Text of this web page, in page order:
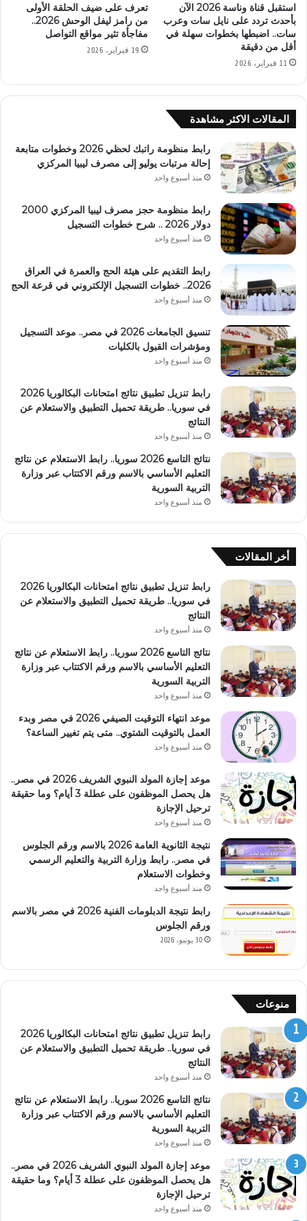
استقبل قناة وناسة 2026 الآن
بأحدث تردد على نايل سات وعرب
سات.. اضبطها بخطوات سهلة في
أقل من دقيقة
11 فبراير، 2026
تعرف على ضيف الحلقة الأولى
من رامز ليفل الوحش 2026..
مفاجأة تثير مواقع التواصل
19 فبراير، 2026
المقالات الاكثر مشاهدة
رابط منظومة راتبك لحظي 2026 وخطوات متابعة
إحالة مرتبات يوليو إلى مصرف ليبيا المركزي
منذ أسبوع واحد
رابط منظومة حجز مصرف ليبيا المركزي 2000
دولار 2026 .. شرح خطوات التسجيل
منذ أسبوع واحد
رابط التقديم على هيئة الحج والعمرة في العراق
2026.. خطوات التسجيل الإلكتروني في قرعة الحج
منذ أسبوع واحد
تنسيق الجامعات 2026 في مصر.. موعد التسجيل
ومؤشرات القبول بالكليات
منذ أسبوع واحد
رابط تنزيل تطبيق نتائج امتحانات البكالوريا 2026
في سوريا.. طريقة تحميل التطبيق والاستعلام عن
النتائج
منذ أسبوع واحد
نتائج التاسع 2026 سوريا.. رابط الاستعلام عن نتائج
التعليم الأساسي بالاسم ورقم الاكتتاب عبر وزارة
التربية السورية
منذ أسبوع واحد
أخر المقالات
رابط تنزيل تطبيق نتائج امتحانات البكالوريا 2026
في سوريا.. طريقة تحميل التطبيق والاستعلام عن
النتائج
منذ أسبوع واحد
نتائج التاسع 2026 سوريا.. رابط الاستعلام عن نتائج
التعليم الأساسي بالاسم ورقم الاكتتاب عبر وزارة
التربية السورية
منذ أسبوع واحد
موعد انتهاء التوقيت الصيفي 2026 في مصر وبدء
العمل بالتوقيت الشتوي.. متى يتم تغيير الساعة؟
منذ أسبوع واحد
موعد إجازة المولد النبوي الشريف 2026 في مصر..
هل يحصل الموظفون على عطلة 3 أيام؟ وما حقيقة
ترحيل الإجازة
منذ أسبوع واحد
نتيجة الثانوية العامة 2026 بالاسم ورقم الجلوس
في مصر.. رابط وزارة التربية والتعليم الرسمي
وخطوات الاستعلام
منذ أسبوع واحد
رابط نتيجة الدبلومات الفنية 2026 في مصر بالاسم
ورقم الجلوس
30 يونيو، 2026
منوعات
رابط تنزيل تطبيق نتائج امتحانات البكالوريا 2026
في سوريا.. طريقة تحميل التطبيق والاستعلام عن
النتائج
منذ أسبوع واحد
نتائج التاسع 2026 سوريا.. رابط الاستعلام عن نتائج
التعليم الأساسي بالاسم ورقم الاكتتاب عبر وزارة
التربية السورية
منذ أسبوع واحد
موعد إجازة المولد النبوي الشريف 2026 في مصر..
هل يحصل الموظفون على عطلة 3 أيام؟ وما حقيقة
ترحيل الإجازة
منذ أسبوع واحد